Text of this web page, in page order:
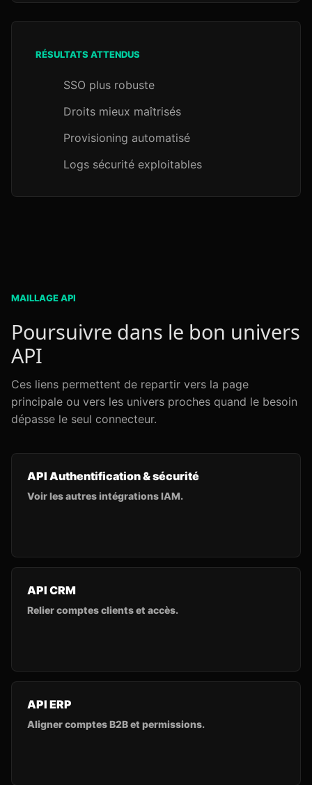
RÉSULTATS ATTENDUS
SSO plus robuste
Droits mieux maîtrisés
Provisioning automatisé
Logs sécurité exploitables
MAILLAGE API
Poursuivre dans le bon univers
API
Ces liens permettent de repartir vers la page
principale ou vers les univers proches quand le besoin
dépasse le seul connecteur.
API Authentification & sécurité
Voir les autres intégrations IAM.
API CRM
Relier comptes clients et accès.
API ERP
Aligner comptes B2B et permissions.